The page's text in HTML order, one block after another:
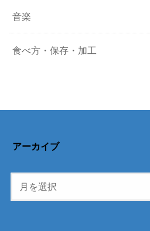
音楽
食べ方・保存・加工
アーカイブ